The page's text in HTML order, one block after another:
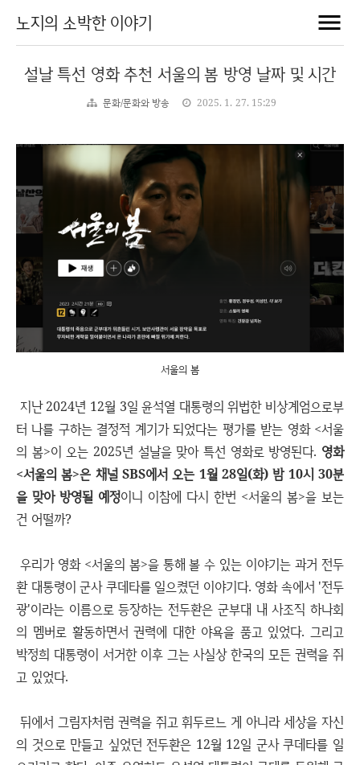
노지의 소박한 이야기
설날 특선 영화 추천 서울의 봄 방영 날짜 및 시간
문화/문화와 방송 2025. 1. 27. 15:29
서울의 봄
지난 2024년 12월 3일 윤석열 대통령의 위법한 비상계엄으로부
터 나를 구하는 결정적 계기가 되었다는 평가를 받는 영화 <서울
의 봄>이 오는 2025년 설날을 맞아 특선 영화로 방영된다. 영화
<서울의 봄>은 채널 SBS에서 오는 1월 28일(화) 밤 10시 30분
을 맞아 방영될 예정이니 이참에 다시 한번 <서울의 봄>을 보는
건 어떨까?
우리가 영화 <서울의 봄>을 통해 볼 수 있는 이야기는 과거 전두
환 대통령이 군사 쿠데타를 일으켰던 이야기다. 영화 속에서 '전두
광'이라는 이름으로 등장하는 전두환은 군부대 내 사조직 하나회
의 멤버로 활동하면서 권력에 대한 야욕을 품고 있었다. 그리고
박정희 대통령이 서거한 이후 그는 사실상 한국의 모든 권력을 쥐
고 있었다.
뒤에서 그림자처럼 권력을 쥐고 휘두르느 게 아니라 세상을 자신
의 것으로 만들고 싶었던 전두환은 12월 12일 군사 쿠데타를 일